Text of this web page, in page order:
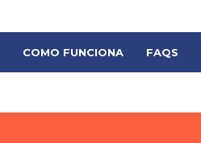
COMO FUNCIONA FAQS